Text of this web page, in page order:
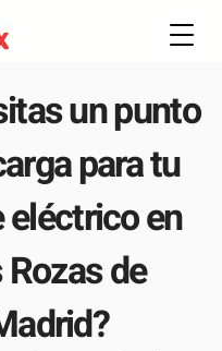
un punto
para tu
en
Rozas de